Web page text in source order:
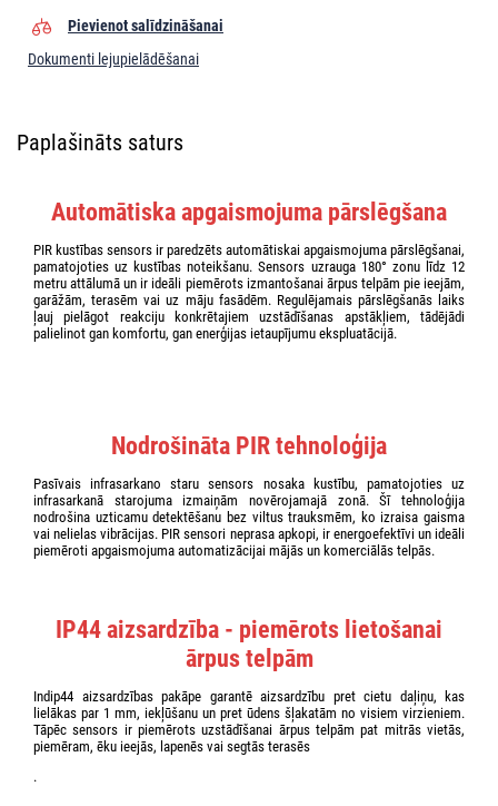
Pievienot salīdzināšanai
Dokumenti lejupielādēšanai
Paplašināts saturs
Automātiska apgaismojuma pārslēgšana
PIR kustības sensors ir paredzēts automātiskai apgaismojuma pārslēgšanai,
pamatojoties uz kustības noteikšanu. Sensors uzrauga 180° zonu līdz 12
metru attālumā un ir ideāli piemērots izmantošanai ārpus telpām pie ieejām,
garāžām, terasēm vai uz māju fasādēm. Regulējamais pārslēgšanās laiks
ļauj pielāgot reakciju konkrētajiem uzstādīšanas apstākļiem, tādējādi
palielinot gan komfortu, gan enerģijas ietaupījumu ekspluatācijā.
Nodrošināta PIR tehnoloģija
Pasīvais infrasarkano staru sensors nosaka kustību, pamatojoties uz
infrasarkanā starojuma izmaiņām novērojamajā zonā. Šī tehnoloģija
nodrošina uzticamu detektēšanu bez viltus trauksmēm, ko izraisa gaisma
vai nelielas vibrācijas. PIR sensori neprasa apkopi, ir energoefektīvi un ideāli
piemēroti apgaismojuma automatizācijai mājās un komerciālās telpās.
IP44 aizsardzība - piemērots lietošanai
ārpus telpām
Indip44 aizsardzības pakāpe garantē aizsardzību pret cietu daļiņu, kas
lielākas par 1 mm, iekļūšanu un pret ūdens šļakatām no visiem virzieniem.
Tāpēc sensors ir piemērots uzstādīšanai ārpus telpām pat mitrās vietās,
piemēram, ēku ieejās, lapenēs vai segtās terasēs
.